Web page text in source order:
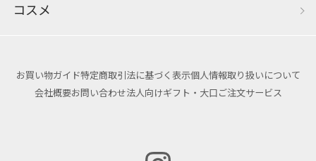
コスメ
お買い物ガイド特定商取引法に基づく表示個人情報取り扱いについて
会社概要お問い合わせ法人向けギフト・大口ご注文サービス